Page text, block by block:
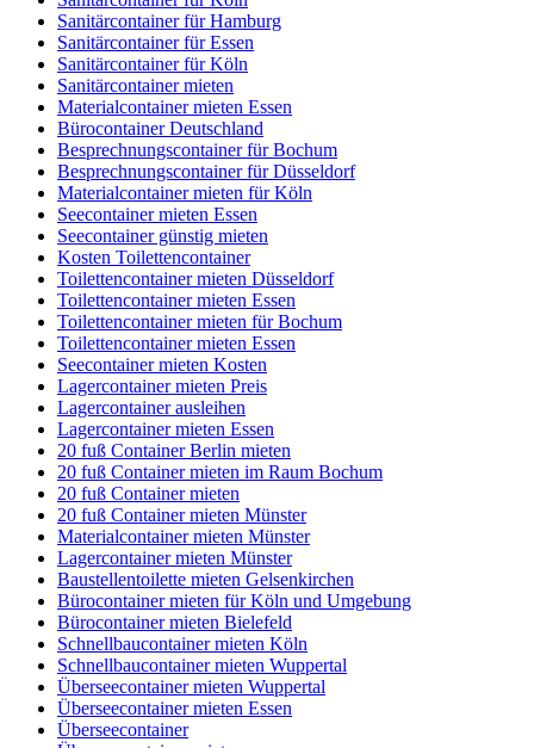
Sanitärcontainer für Hamburg
Sanitärcontainer für Essen
Sanitärcontainer für Köln
Sanitärcontainer mieten
Materialcontainer mieten Essen
Bürocontainer Deutschland
Besprechnungscontainer für Bochum
Besprechnungscontainer für Düsseldorf
Materialcontainer mieten für Köln
Seecontainer mieten Essen
Seecontainer günstig mieten
Kosten Toilettencontainer
Toilettencontainer mieten Düsseldorf
Toilettencontainer mieten Essen
Toilettencontainer mieten für Bochum
Toilettencontainer mieten Essen
Seecontainer mieten Kosten
Lagercontainer mieten Preis
Lagercontainer ausleihen
Lagercontainer mieten Essen
20 fuß Container Berlin mieten
20 fuß Container mieten im Raum Bochum
20 fuß Container mieten
20 fuß Container mieten Münster
Materialcontainer mieten Münster
Lagercontainer mieten Münster
Baustellentoilette mieten Gelsenkirchen
Bürocontainer mieten für Köln und Umgebung
Bürocontainer mieten Bielefeld
Schnellbaucontainer mieten Köln
Schnellbaucontainer mieten Wuppertal
Überseecontainer mieten Wuppertal
Überseecontainer mieten Essen
Überseecontainer